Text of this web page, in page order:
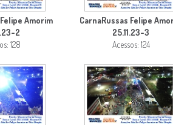
Amorim
2
128
CarnaRussas Felipe
25.11.23-3
Acessos: 124